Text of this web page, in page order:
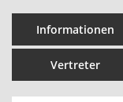
Informationen
Vertreter